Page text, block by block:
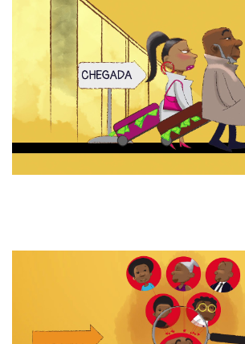
Subscreva a nossa
Newsletter!
Fique sempre a par de todas as novidades!